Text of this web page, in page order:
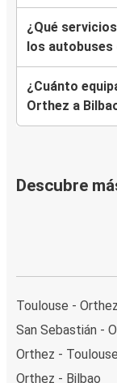
¿Qué
los
¿Cuánto
Orthez a
Descubre
Toulouse - Orthez
San Sebastián -
Orthez - Toulouse
Orthez - Bilbao